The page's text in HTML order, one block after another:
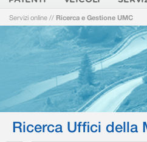
Servizi online // Ricerca e Gestione UMC
Ricerca Uffici della